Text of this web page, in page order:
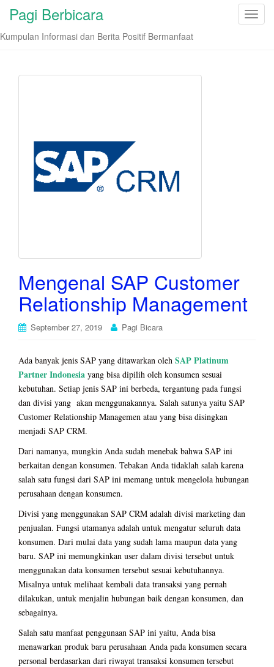
T
Pagi Berbicara
Kumpulan Informasi dan Berita Positif Bermanfaat
Mengenal SAP Customer
Relationship Management
September 27, 2019 Pagi Bicara
Ada banyak jenis SAP yang ditawarkan oleh SAP Platinum
Partner Indonesia yang bisa dipilih oleh konsumen sesuai
kebutuhan. Setiap jenis SAP ini berbeda, tergantung pada fungsi
dan divisi yang akan menggunakannya. Salah satunya yaitu SAP
Customer Relationship Managemen atau yang bisa disingkan
menjadi SAP CRM.
Dari namanya, mungkin Anda sudah menebak bahwa SAP ini
berkaitan dengan konsumen. Tebakan Anda tidaklah salah karena
salah satu fungsi dari SAP ini memang untuk mengelola hubungan
perusahaan dengan konsumen.
Divisi yang menggunakan SAP CRM adalah divisi marketing dan
penjualan. Fungsi utamanya adalah untuk mengatur seluruh data
konsumen. Dari mulai data yang sudah lama maupun data yang
baru. SAP ini memungkinkan user dalam divisi tersebut untuk
menggunakan data konsumen tersebut sesuai kebutuhannya.
Misalnya untuk melihaat kembali data transaksi yang pernah
dilakukan, untuk menjalin hubungan baik dengan konsumen, dan
sebagainya.
Salah satu manfaat penggunaan SAP ini yaitu, Anda bisa
menawarkan produk baru perusahaan Anda pada konsumen secara
personal berdasarkan dari riwayat transaksi konsumen tersebut